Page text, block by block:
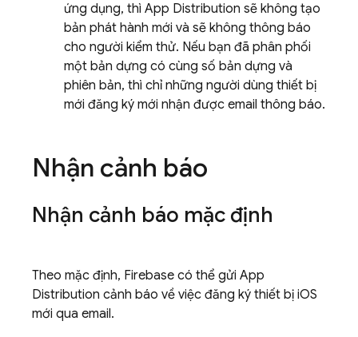
ứng dụng, thì App Distribution sẽ không tạo
bản phát hành mới và sẽ không thông báo
cho người kiểm thử. Nếu bạn đã phân phối
một bản dựng có cùng số bản dựng và
phiên bản, thì chỉ những người dùng thiết bị
mới đăng ký mới nhận được email thông báo.
Nhận cảnh báo
Nhận cảnh báo mặc định
Theo mặc định, Firebase có thể gửi App
Distribution cảnh báo về việc đăng ký thiết bị iOS
mới qua email.